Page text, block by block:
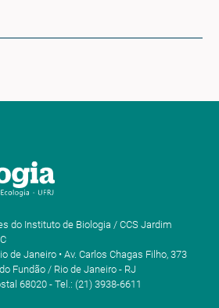
do Instituto de Biologia / CCS Jardim
de Janeiro • Av. Carlos Chagas Filho, 373
Fundão / Rio de Janeiro - RJ
68020 - Tel.: (21) 3938-6611